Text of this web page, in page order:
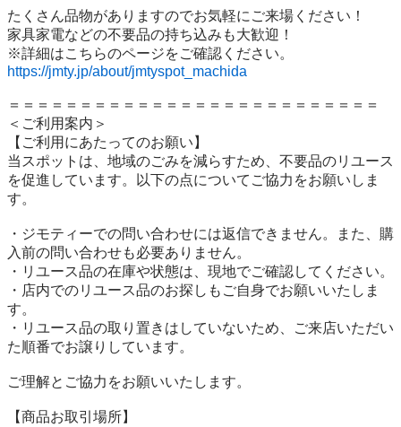
たくさん品物がありますのでお気軽にご来場ください！
家具家電などの不要品の持ち込みも大歓迎！
https://jmty.jp/about/jmtyspot_machida
＝＝＝＝＝＝＝＝＝＝＝＝＝＝＝＝＝＝＝＝＝＝＝＝＝＝
＜ご利用案内＞
【ご利用にあたってのお願い】
当スポットは、地域のごみを減らすため、不要品のリユース
を促進しています。以下の点についてご協力をお願いしま
す。
・ジモティーでの問い合わせには返信できません。また、購
入前の問い合わせも必要ありません。
・リユース品の在庫や状態は、現地でご確認してください。
・店内でのリユース品のお探しもご自身でお願いいたしま
す。
・リユース品の取り置きはしていないため、ご来店いただい
た順番でお譲りしています。
ご理解とご協力をお願いいたします。
【商品お取引場所】